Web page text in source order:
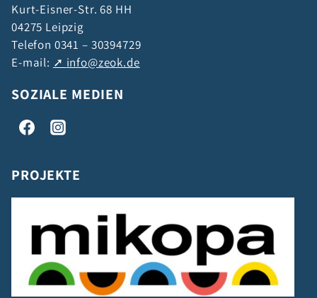
Kurt-Eisner-Str. 68 HH
04275 Leipzig
Telefon 0341 – 30394729
E-mail:
info@zeok.de
SOZIALE MEDIEN
PROJEKTE